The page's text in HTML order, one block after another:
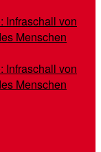
Infraschall von
Menschen
Infraschall von
Menschen